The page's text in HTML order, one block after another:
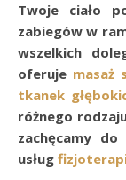
Twoje ciało
zabiegów w
wszelkich
oferuje masaż
tkanek
różnego
zachęcamy
usług